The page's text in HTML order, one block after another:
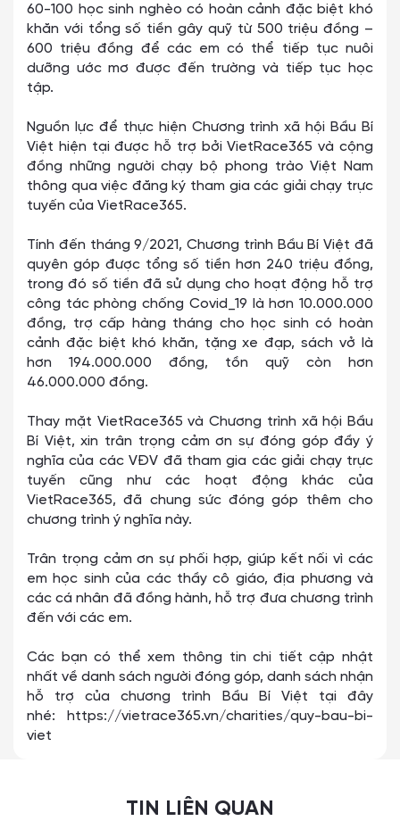
60-100 học sinh nghèo có hoàn cảnh đặc biệt khó
khăn với tổng số tiền gây quỹ từ 500 triệu đồng –
600 triệu đồng để các em có thể tiếp tục nuôi
dưỡng ước mơ được đến trường và tiếp tục học
tập.
Nguồn lực để thực hiện Chương trình xã hội Bầu Bí
Việt hiện tại được hỗ trợ bởi VietRace365 và cộng
đồng những người chạy bộ phong trào Việt Nam
thông qua việc đăng ký tham gia các giải chạy trực
tuyến của VietRace365.
Tính đến tháng 9/2021, Chương trình Bầu Bí Việt đã
quyên góp được tổng số tiền hơn 240 triệu đồng,
trong đó số tiền đã sử dụng cho hoạt động hỗ trợ
công tác phòng chống Covid_19 là hơn 10.000.000
đồng, trợ cấp hàng tháng cho học sinh có hoàn
cảnh đặc biệt khó khăn, tặng xe đạp, sách vở là
hơn 194.000.000 đồng, tồn quỹ còn hơn
46.000.000 đồng.
Thay mặt VietRace365 và Chương trình xã hội Bầu
Bí Việt, xin trân trọng cảm ơn sự đóng góp đầy ý
nghĩa của các VĐV đã tham gia các giải chạy trực
tuyến cũng như các hoạt động khác của
VietRace365, đã chung sức đóng góp thêm cho
chương trình ý nghĩa này.
Trân trọng cảm ơn sự phối hợp, giúp kết nối vì các
em học sinh của các thầy cô giáo, địa phương và
các cá nhân đã đồng hành, hỗ trợ đưa chương trình
đến với các em.
Các bạn có thể xem thông tin chi tiết cập nhật
nhất về danh sách người đóng góp, danh sách nhận
hỗ trợ của chương trình Bầu Bí Việt tại đây
nhé:
https://vietrace365.vn/charities/quy-bau-bi-
viet
TIN LIÊN QUAN